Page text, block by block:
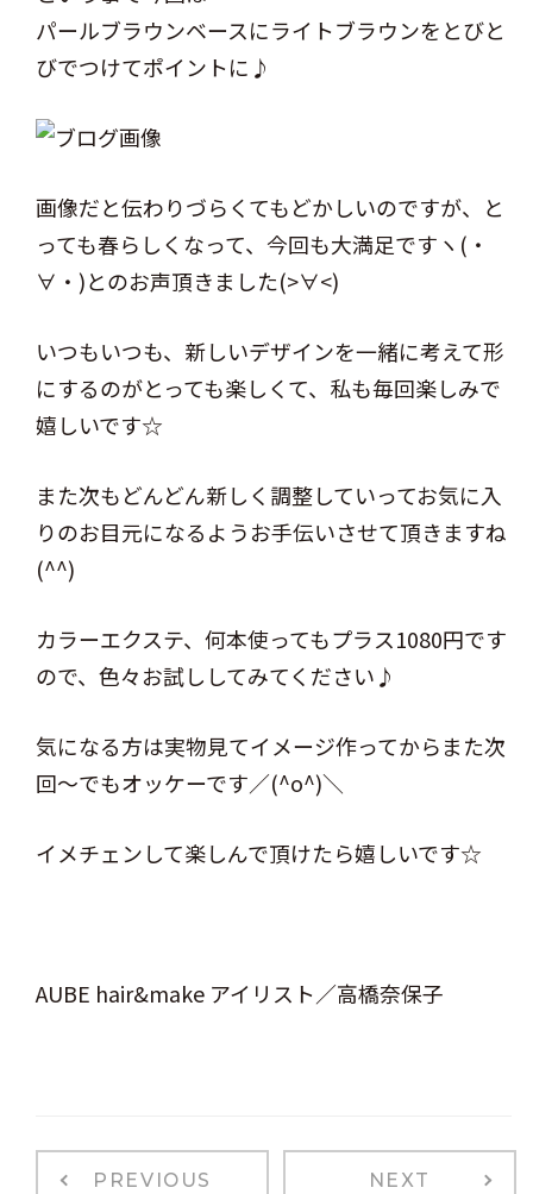
パールブラウンベースにライトブラウンをとびと
びでつけてポイントに♪
画像だと伝わりづらくてもどかしいのですが、と
っても春らしくなって、今回も大満足ですヽ(・
∀・)とのお声頂きました(>∀<)
いつもいつも、新しいデザインを一緒に考えて形
にするのがとっても楽しくて、私も毎回楽しみで
嬉しいです☆
また次もどんどん新しく調整していってお気に入
りのお目元になるようお手伝いさせて頂きますね
(^^)
カラーエクステ、何本使ってもプラス1080円です
ので、色々お試ししてみてください♪
気になる方は実物見てイメージ作ってからまた次
回～でもオッケーです／(^o^)＼
イメチェンして楽しんで頂けたら嬉しいです☆
AUBE hair&make アイリスト／高橋奈保子
PREVIOUS NEXT